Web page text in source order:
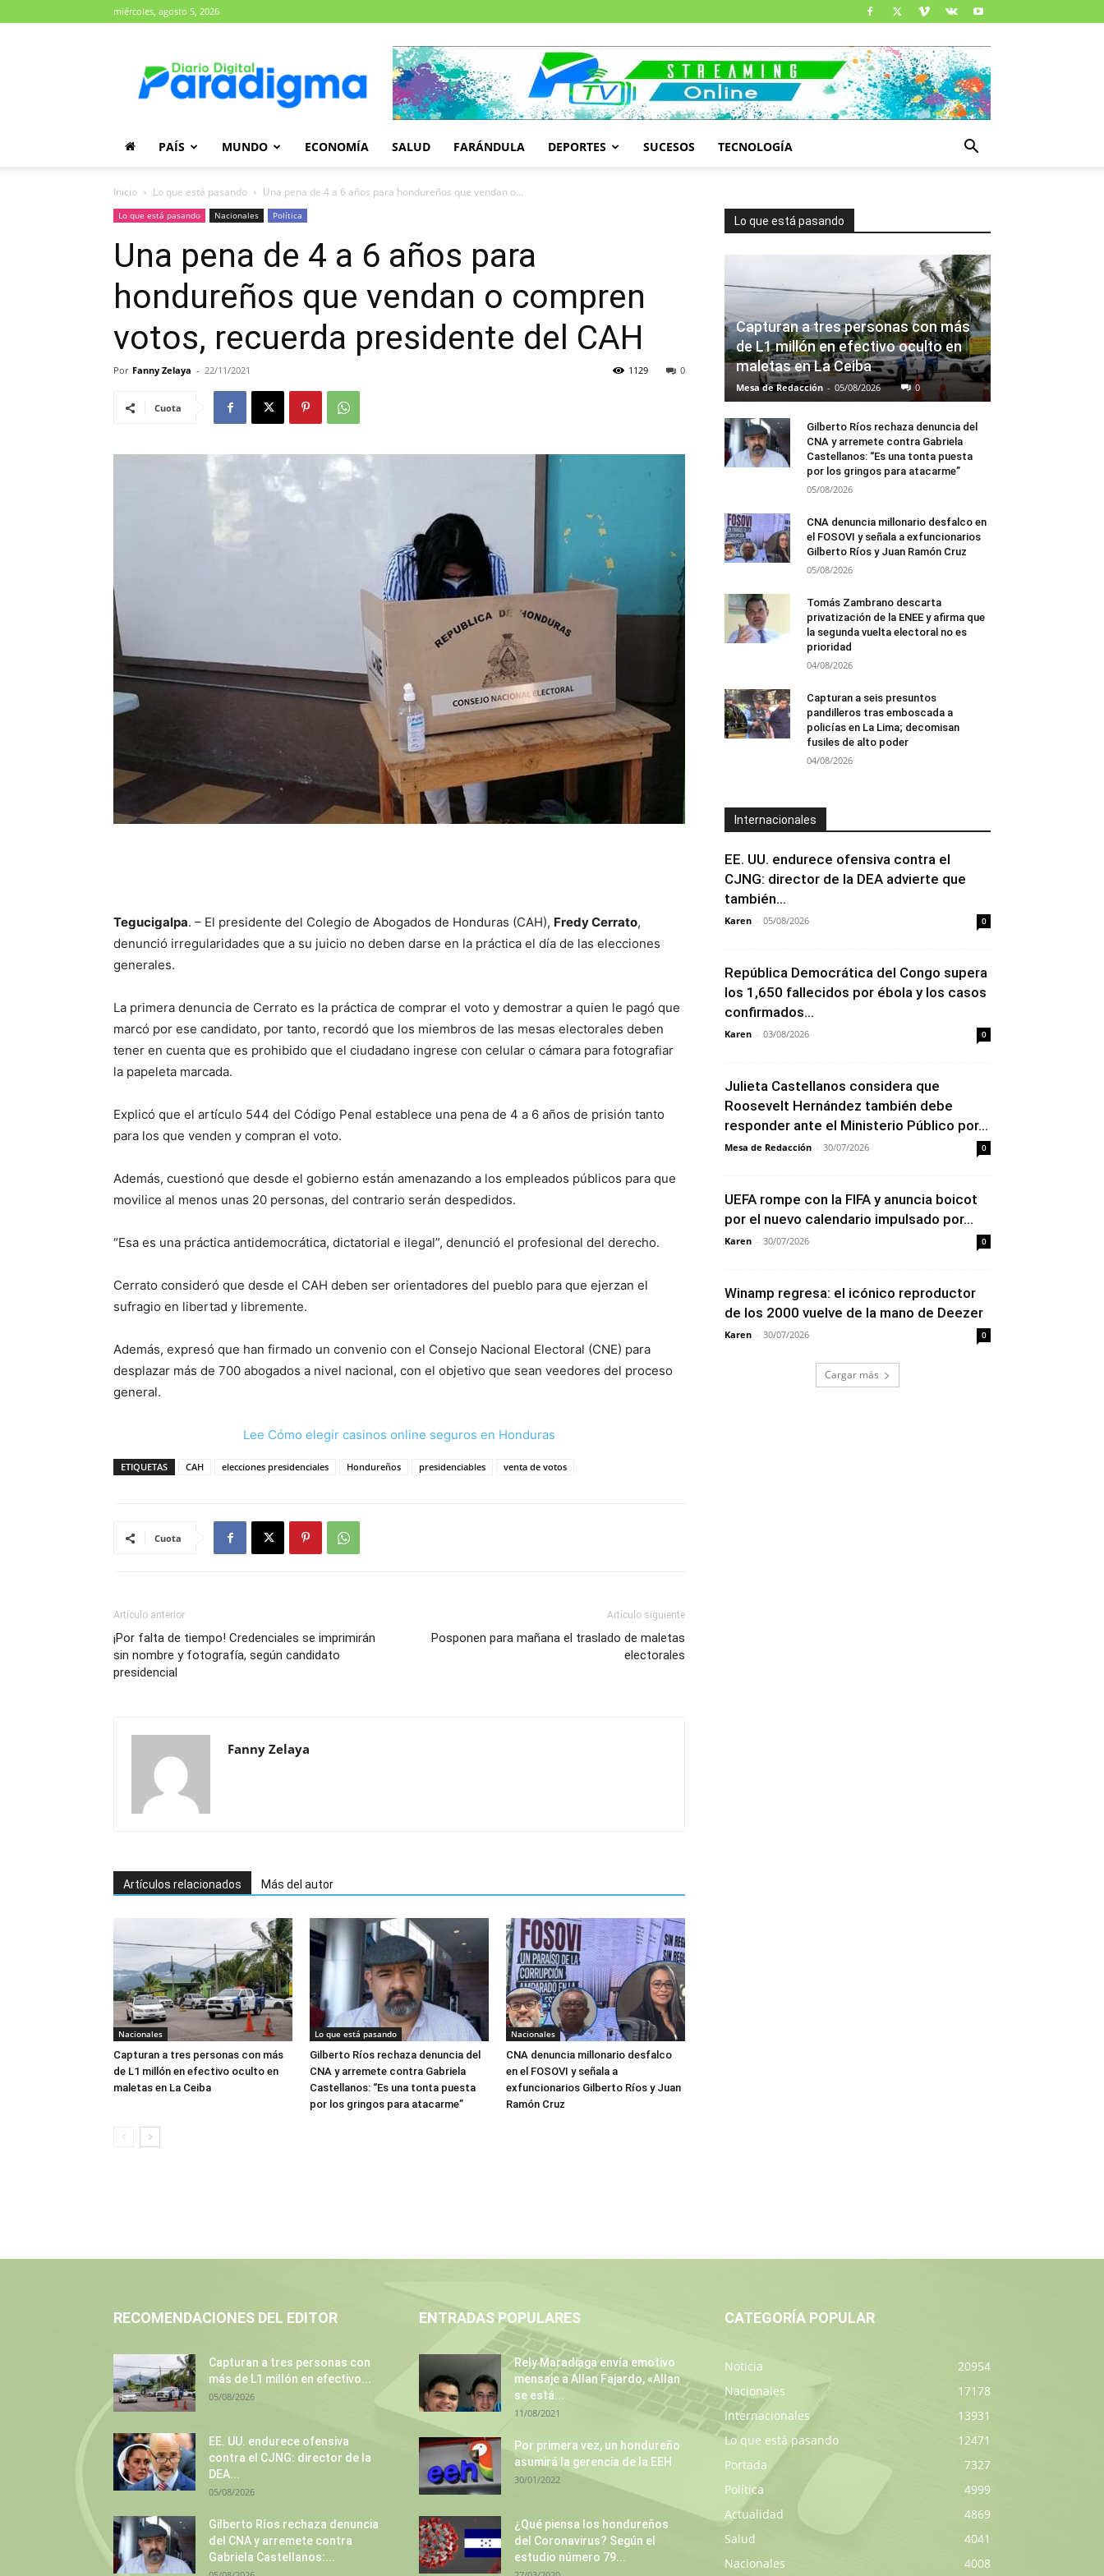
miércoles, agosto 5, 2026
Paradigma
PAÍS MUNDO ECONOMÍA SALUD FARÁNDULA DEPORTES SUCESOS TECNOLOGÍA
Inicio Lo que está pasando Una pena de 4 a 6 años para hondureños que vendan o...
Lo que está pasando Nacionales Política
Una pena de 4 a 6 años para
hondureños que vendan o compren
votos, recuerda presidente del CAH
Por Fanny Zelaya - 22/11/2021 0
1129
Cuota
Tegucigalpa. – El presidente del Colegio de Abogados de Honduras (CAH), Fredy Cerrato,
denunció irregularidades que a su juicio no deben darse en la práctica el día de las elecciones
generales.
La primera denuncia de Cerrato es la práctica de comprar el voto y demostrar a quien le pagó que
marcó por ese candidato, por tanto, recordó que los miembros de las mesas electorales deben
tener en cuenta que es prohibido que el ciudadano ingrese con celular o cámara para fotografiar
la papeleta marcada.
Explicó que el artículo 544 del Código Penal establece una pena de 4 a 6 años de prisión tanto
para los que venden y compran el voto.
Además, cuestionó que desde el gobierno están amenazando a los empleados públicos para que
movilice al menos unas 20 personas, del contrario serán despedidos.
“Esa es una práctica antidemocrática, dictatorial e ilegal”, denunció el profesional del derecho.
Cerrato consideró que desde el CAH deben ser orientadores del pueblo para que ejerzan el
sufragio en libertad y libremente.
Además, expresó que han firmado un convenio con el Consejo Nacional Electoral (CNE) para
desplazar más de 700 abogados a nivel nacional, con el objetivo que sean veedores del proceso
general.
Lee Cómo elegir casinos online seguros en Honduras
ETIQUETAS CAH elecciones presidenciales Hondureños presidenciables venta de votos
Cuota
Artículo anterior
¡Por falta de tiempo! Credenciales se imprimirán
sin nombre y fotografía, según candidato
presidencial
Artículo siguiente
Posponen para mañana el traslado de maletas
electorales
Fanny Zelaya
Artículos relacionados Más del autor
Nacionales
Capturan a tres personas con más
de L1 millón en efectivo oculto en
maletas en La Ceiba
Lo que está pasando
Gilberto Ríos rechaza denuncia del
CNA y arremete contra Gabriela
Castellanos: “Es una tonta puesta
por los gringos para atacarme”
Nacionales
CNA denuncia millonario desfalco
en el FOSOVI y señala a
exfuncionarios Gilberto Ríos y Juan
Ramón Cruz
Lo que está pasando
Capturan a tres personas con más
de L1 millón en efectivo oculto en
maletas en La Ceiba
Mesa de Redacción - 05/08/2026 0
Gilberto Ríos rechaza denuncia del
CNA y arremete contra Gabriela
Castellanos: “Es una tonta puesta
por los gringos para atacarme”
05/08/2026
CNA denuncia millonario desfalco en
el FOSOVI y señala a exfuncionarios
Gilberto Ríos y Juan Ramón Cruz
05/08/2026
Tomás Zambrano descarta
privatización de la ENEE y afirma que
la segunda vuelta electoral no es
prioridad
04/08/2026
Capturan a seis presuntos
pandilleros tras emboscada a
policías en La Lima; decomisan
fusiles de alto poder
04/08/2026
Internacionales
EE. UU. endurece ofensiva contra el
CJNG: director de la DEA advierte que
también...
Karen - 05/08/2026 0
República Democrática del Congo supera
los 1,650 fallecidos por ébola y los casos
confirmados...
Karen - 03/08/2026 0
Julieta Castellanos considera que
Roosevelt Hernández también debe
responder ante el Ministerio Público por...
Mesa de Redacción - 30/07/2026 0
UEFA rompe con la FIFA y anuncia boicot
por el nuevo calendario impulsado por...
Karen - 30/07/2026 0
Winamp regresa: el icónico reproductor
de los 2000 vuelve de la mano de Deezer
Karen - 30/07/2026 0
Cargar más
RECOMENDACIONES DEL EDITOR
Capturan a tres personas con
más de L1 millón en efectivo...
05/08/2026
EE. UU. endurece ofensiva
contra el CJNG: director de la
DEA...
05/08/2026
Gilberto Ríos rechaza denuncia
del CNA y arremete contra
Gabriela Castellanos:...
ENTRADAS POPULARES
Rely Maradiaga envía emotivo
mensaje a Allan Fajardo, «Allan
se está...
11/08/2021
Por primera vez, un hondureño
asumirá la gerencia de la EEH
30/01/2022
¿Qué piensa los hondureños
del Coronavirus? Según el
estudio número 79...
CATEGORÍA POPULAR
Noticia
20954
Nacionales
17178
Internacionales
13931
Lo que está pasando
12471
Portada
7327
Política
4999
Actualidad
4869
Salud
4041
Nacionales
4008